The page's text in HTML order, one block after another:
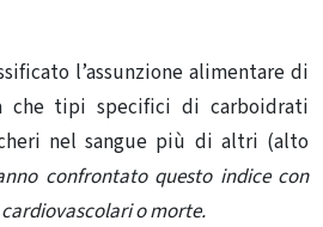
l’assunzione alimentare di
che tipi specifici di carboidrati
nel sangue più di altri (alto
confrontato questo indice con
o morte.